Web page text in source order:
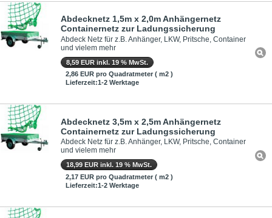
Abdecknetz 1,5m x 2,0m Anhängernetz
Containernetz zur Ladungssicherung
Abdeck Netz für z.B. Anhänger, LKW, Pritsche, Container
und vielem mehr
8,59 EUR inkl. 19 % MwSt.
2,86 EUR pro Quadratmeter ( m2 )
Lieferzeit:1-2 Werktage
Abdecknetz 3,5m x 2,5m Anhängernetz
Containernetz zur Ladungssicherung
Abdeck Netz für z.B. Anhänger, LKW, Pritsche, Container
und vielem mehr
18,99 EUR inkl. 19 % MwSt.
2,17 EUR pro Quadratmeter ( m2 )
Lieferzeit:1-2 Werktage